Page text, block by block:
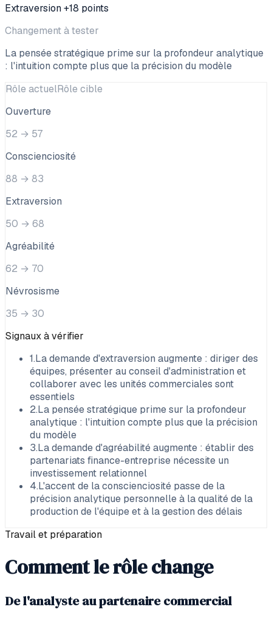
Extraversion +18 points
Changement à tester
La pensée stratégique prime sur la profondeur analytique
: l'intuition compte plus que la précision du modèle
Rôle actuelRôle cible
Ouverture
52 → 57
Conscienciosité
88 → 83
Extraversion
50 → 68
Agréabilité
62 → 70
Névrosisme
35 → 30
Signaux à vérifier
1.La demande d'extraversion augmente : diriger des
équipes, présenter au conseil d'administration et
collaborer avec les unités commerciales sont
essentiels
2.La pensée stratégique prime sur la profondeur
analytique : l'intuition compte plus que la précision
du modèle
3.La demande d'agréabilité augmente : établir des
partenariats finance-entreprise nécessite un
investissement relationnel
4.L'accent de la conscienciosité passe de la
précision analytique personnelle à la qualité de la
production de l'équipe et à la gestion des délais
Travail et préparation
Comment le rôle change
De l'analyste au partenaire commercial